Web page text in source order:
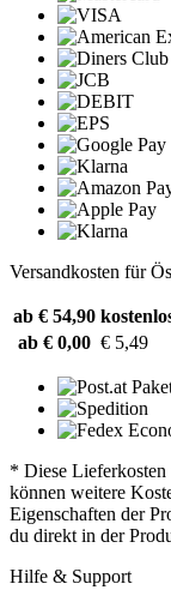
Versandkosten für
ab € 54,90
ab € 0,00 € 5,49
* Diese Lieferkosten
können weitere
Eigenschaften der
du direkt in der
Hilfe & Support